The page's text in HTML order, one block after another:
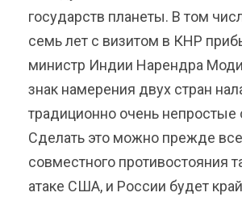
государств планеты. В том
семь лет с визитом в КНР
министр Индии Нарендра
знак намерения двух стран
традиционно очень непростые
Сделать это можно прежде
совместного противостояния
атаке США, и России будет